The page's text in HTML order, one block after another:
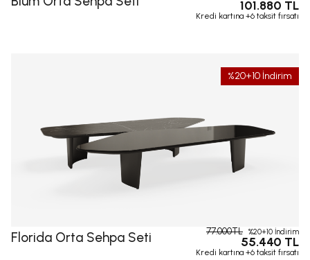
101.880 TL
Kredi kartına +6 taksit fırsatı
%20+10 İndirim
Florida Orta Sehpa Seti 77.000TL %20+10 İndirim
55.440 TL
Kredi kartına +6 taksit fırsatı